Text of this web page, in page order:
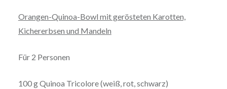
Orangen-Quinoa-Bowl mit gerösteten Karotten,
Kichererbsen und Mandeln
Für 2 Personen
100 g Quinoa Tricolore (weiß, rot, schwarz)